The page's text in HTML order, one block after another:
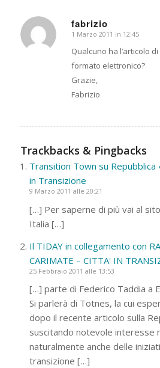
fabrizio
dice:
1 Marzo 2011 in 12:45
Qualcuno ha l’articolo
formato elettronico?
Grazie,
Fabrizio
Trackbacks & Pingbacks
Transition Town su Repubblica
in Transizione
9 Marzo 2011 alle 20:21
[…] Per saperne di più vai al
Italia […]
Il TIDAY in collegamento con
CARIMATE – CITTA' IN
25 Febbraio 2011 alle 13:53
[…] parte di Federico Taddia a
Si parlerà di Totnes, la cui
dopo il recente articolo sulla
suscitando notevole interesse
naturalmente anche delle
transizione […]